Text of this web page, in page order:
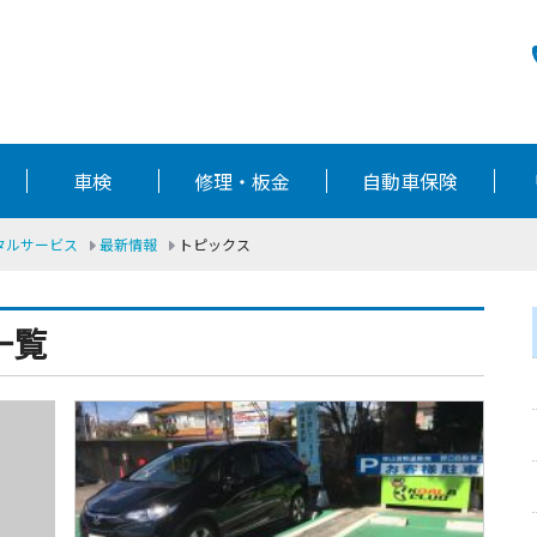
車検 修理・板金 自動車保険
サービス 最新情報 トピックス
覧